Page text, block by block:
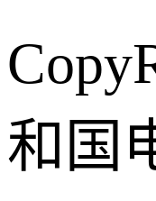
和国